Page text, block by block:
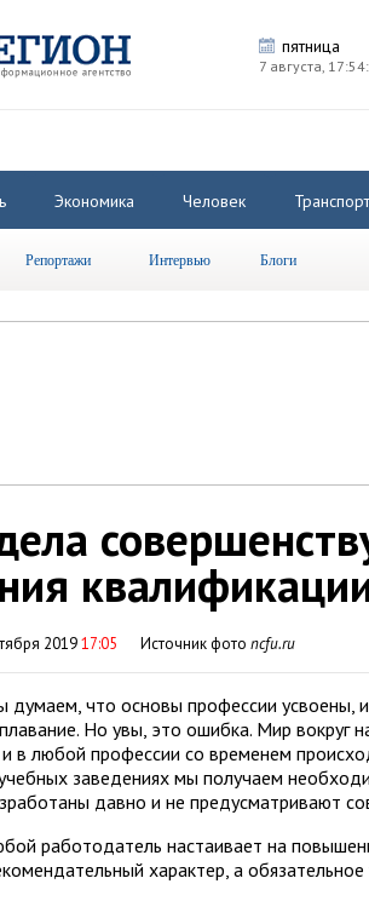
пятница
7 августа,
Экономика Человек Транспорт
Репортажи Интервью Блоги
201917:05 Источник фото ncfu.ru
думаем, что основы профессии усвоены,
Но увы, это ошибка. Мир вокруг
в любой профессии со временем
заведениях мы получаем
давно и не предусматривают
работодатель настаивает на
характер, а